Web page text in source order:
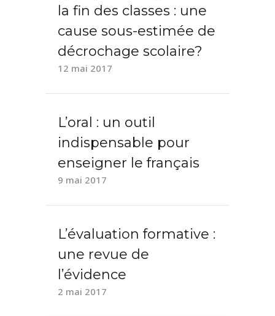
la fin des classes : une
cause sous-estimée de
décrochage scolaire?
12 mai 2017
L’oral : un outil
indispensable pour
enseigner le français
9 mai 2017
L’évaluation formative :
une revue de
l’évidence
2 mai 2017